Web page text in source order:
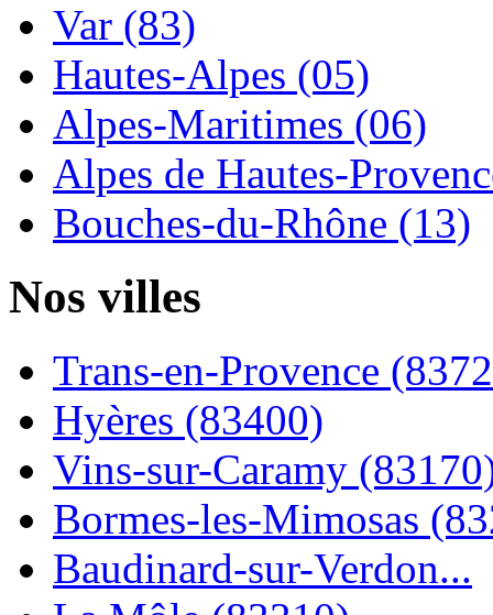
Var (83)
Hautes-Alpes (05)
Alpes-Maritimes (06)
Alpes de Hautes-
Bouches-du-Rhône (13)
Nos villes
Trans-en-Provence
Hyères (83400)
Vins-sur-Caramy
Bormes-les-Mimosas
Baudinard-sur-Verdon...